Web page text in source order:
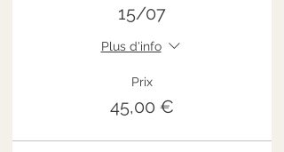
15/07
Plus d'info
Prix
45,00 €